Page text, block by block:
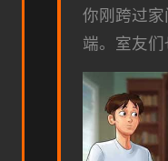
你刚跨过
端。室友们